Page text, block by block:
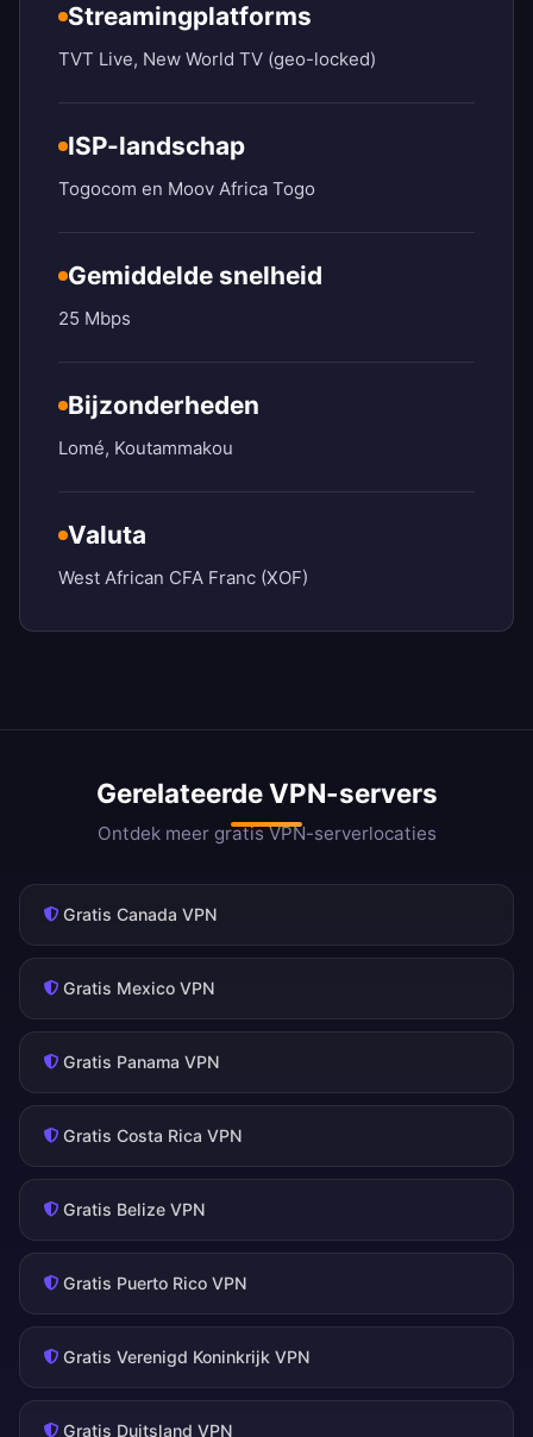
Streamingplatforms
TVT Live, New World TV (geo-locked)
ISP-landschap
Togocom en Moov Africa Togo
Gemiddelde snelheid
25 Mbps
Bijzonderheden
Lomé, Koutammakou
Valuta
West African CFA Franc (XOF)
Gerelateerde VPN-servers
Ontdek meer gratis VPN-serverlocaties
Gratis Canada VPN
Gratis Mexico VPN
Gratis Panama VPN
Gratis Costa Rica VPN
Gratis Belize VPN
Gratis Puerto Rico VPN
Gratis Verenigd Koninkrijk VPN
Gratis Duitsland VPN